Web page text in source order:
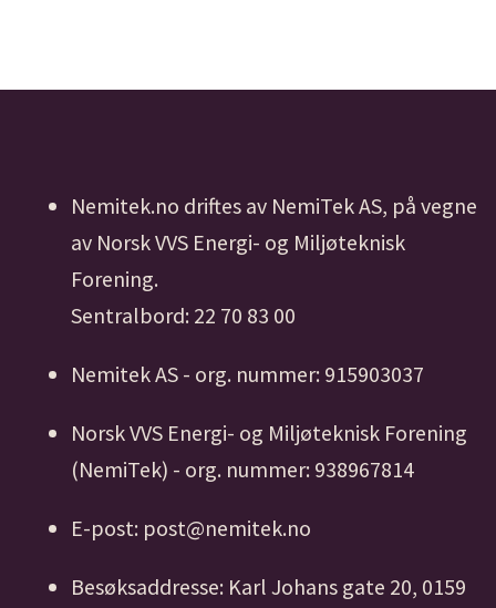
Nemitek.no driftes av NemiTek AS, på vegne
av Norsk VVS Energi- og Miljøteknisk
Forening.
Sentralbord: 22 70 83 00
Nemitek AS - org. nummer: 915903037
Norsk VVS Energi- og Miljøteknisk Forening
(NemiTek) - org. nummer: 938967814
E-post: post@nemitek.no
Besøksaddresse: Karl Johans gate 20, 0159